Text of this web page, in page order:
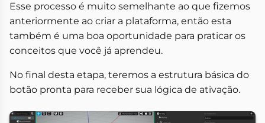
Esse processo é muito semelhante ao que fizemos
anteriormente ao criar a plataforma, então esta
também é uma boa oportunidade para praticar os
conceitos que você já aprendeu.
No final desta etapa, teremos a estrutura básica do
botão pronta para receber sua lógica de ativação.